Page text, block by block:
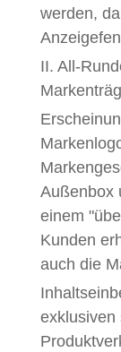
werden,
II. All-
Außenbox
einem
Kunden
auch die
exklusiven